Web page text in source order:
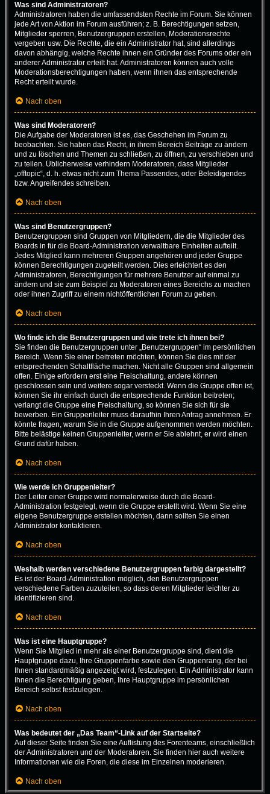
Was sind Administratoren?
Administratoren haben die umfassendsten Rechte im Forum. Sie können
jede Art von Aktion im Forum ausführen; z. B. Berechtigungen setzen,
Mitglieder sperren, Benutzergruppen erstellen, Moderationsrechte
vergeben usw. Die Rechte, die ein Administrator hat, sind allerdings
davon abhängig, welche Rechte ihnen ein Gründer des Forums oder ein
anderer Administrator erteilt hat. Administratoren können auch volle
Moderationsberechtigungen haben, wenn ihnen das entsprechende
Recht erteilt wurde.
Nach oben
Was sind Moderatoren?
Die Aufgabe der Moderatoren ist es, das Geschehen im Forum zu
beobachten. Sie haben das Recht, in ihrem Bereich Beiträge zu ändern
und zu löschen und Themen zu schließen, zu öffnen, zu verschieben und
zu teilen. Üblicherweise verhindern Moderatoren, dass Mitglieder
„offtopic“, d. h. etwas nicht zum Thema Passendes, oder Beleidigendes
bzw. Angreifendes schreiben.
Nach oben
Was sind Benutzergruppen?
Benutzergruppen sind Gruppen von Mitgliedern, die die Mitglieder des
Boards in für die Board-Administration verwaltbare Einheiten aufteilt.
Jedes Mitglied kann mehreren Gruppen angehören und jeder Gruppe
können Berechtigungen zugeteilt werden. Dies erleichtert es den
Administratoren, Berechtigungen für mehrere Benutzer auf einmal zu
ändern und sie zum Beispiel zu Moderatoren eines Bereichs zu machen
oder ihnen Zugriff zu einem nichtöffentlichen Forum zu geben.
Nach oben
Wo finde ich die Benutzergruppen und wie trete ich ihnen bei?
Sie finden die Benutzergruppen unter „Benutzergruppen“ im persönlichen
Bereich. Wenn Sie einer beitreten möchten, können Sie dies mit der
entsprechenden Schaltfläche machen. Nicht alle Gruppen sind allgemein
offen. Einige erfordern erst eine Freischaltung, andere können
geschlossen sein und weitere sogar versteckt. Wenn die Gruppe offen ist,
können Sie ihr einfach durch die entsprechende Funktion beitreten;
verlangt die Gruppe eine Freischaltung, so können Sie sich für sie
bewerben. Ein Gruppenleiter muss daraufhin Ihren Antrag annehmen. Er
könnte fragen, warum Sie in die Gruppe aufgenommen werden möchten.
Bitte belästige keinen Gruppenleiter, wenn er Sie ablehnt, er wird einen
Grund dafür haben.
Nach oben
Wie werde ich Gruppenleiter?
Der Leiter einer Gruppe wird normalerweise durch die Board-
Administration festgelegt, wenn die Gruppe erstellt wird. Wenn Sie eine
eigene Benutzergruppe erstellen möchten, dann sollten Sie einen
Administrator kontaktieren.
Nach oben
Weshalb werden verschiedene Benutzergruppen farbig dargestellt?
Es ist der Board-Administration möglich, den Benutzergruppen
verschiedene Farben zuzuteilen, so dass deren Mitglieder leichter zu
identifizieren sind.
Nach oben
Was ist eine Hauptgruppe?
Wenn Sie Mitglied in mehr als einer Benutzergruppe sind, dient die
Hauptgruppe dazu, Ihre Gruppenfarbe sowie den Gruppenrang, der bei
Ihnen standardmäßig angezeigt wird, festzulegen. Ein Administrator kann
Ihnen die Berechtigung geben, Ihre Hauptgruppe im persönlichen
Bereich selbst festzulegen.
Nach oben
Was bedeutet der „Das Team“-Link auf der Startseite?
Auf dieser Seite finden Sie eine Auflistung des Forenteams, einschließlich
der Administratoren und der Moderatoren. Sie finden hier auch weitere
Informationen wie die Foren, die diese im Einzelnen moderieren.
Nach oben